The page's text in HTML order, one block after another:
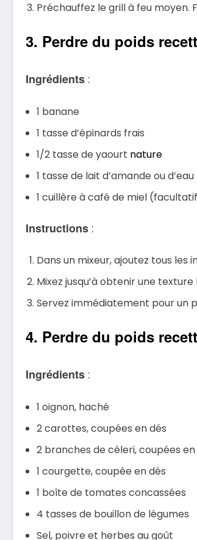
Préchauffez le grill à feu moyen.
3. Perdre du poids
Ingrédients :
1 banane
1 tasse d’épinards frais
1/2 tasse de yaourt nature
1 tasse de lait d’amande ou d’eau
1 cuillère à café de miel
Instructions :
Dans un mixeur, ajoutez tous les
Mixez jusqu’à obtenir une texture
Servez immédiatement pour un
4. Perdre du poids
Ingrédients :
1 oignon, haché
2 carottes, coupées en dés
2 branches de céleri, coupées en
1 courgette, coupée en dés
1 boîte de tomates concassées
4 tasses de bouillon de légumes
Sel, poivre et herbes au goût